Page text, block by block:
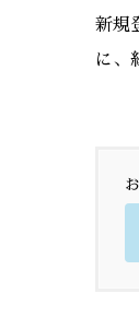
新規
に、